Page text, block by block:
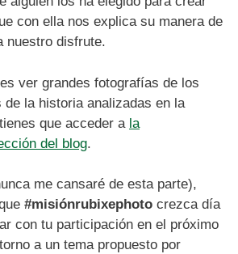
con ella nos explica su manera de
nuestro disfrute.
ver grandes fotografías de los
de la historia analizadas en la
que acceder a la
del blog.
me cansaré de esta parte),
#misiónrubixephoto crezca día
con tu participación en el próximo
a un tema propuesto por